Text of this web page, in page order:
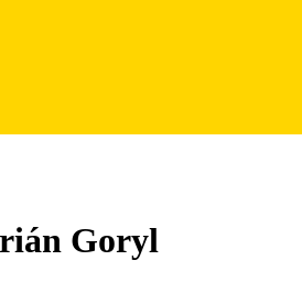
Goryl